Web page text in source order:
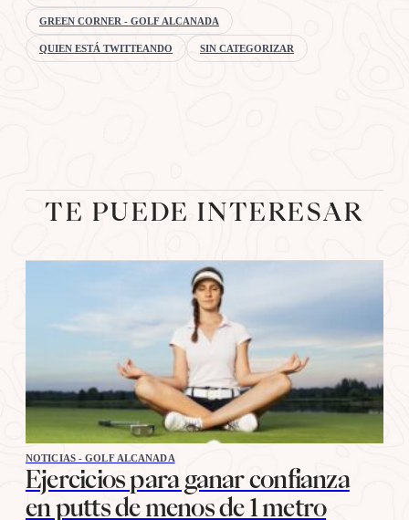
GREEN CORNER - GOLF ALCANADA
QUIEN ESTÁ TWITTEANDO SIN CATEGORIZAR
TE PUEDE INTERESAR
NOTICIAS - GOLF ALCANADA
Ejercicios para ganar confianza
en putts de menos de 1 metro